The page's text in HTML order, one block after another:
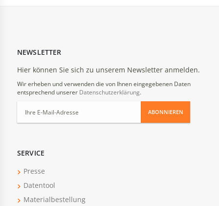
NEWSLETTER
Hier können Sie sich zu unserem Newsletter anmelden.
Wir erheben und verwenden die von Ihnen eingegebenen Daten
entsprechend unserer Datenschutzerklärung.
ABONNIEREN
SERVICE
Presse
Datentool
Materialbestellung